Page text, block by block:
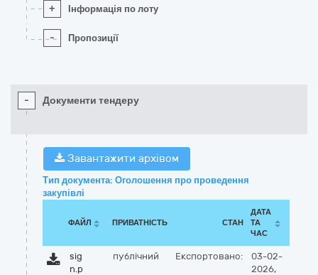
+ Інформація по лоту
- Пропозиції
- Документи тендеру
Завантажити архівом
Тип документа: Оголошення про проведення
закупівлі
ФАЙЛ ПРИВАТНІСТЬ СТАН
ДАТА
ТА
ЧАС
sig
n.p
публічний Експортовано:
03-02-
2026,